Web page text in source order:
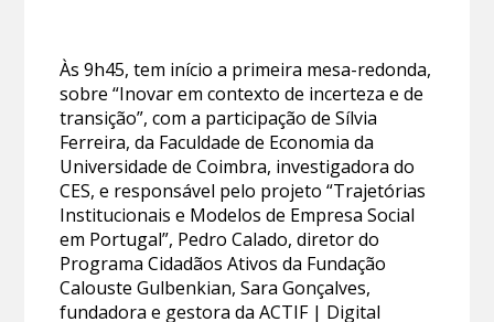
Às 9h45, tem início a primeira mesa-redonda,
sobre “Inovar em contexto de incerteza e de
transição”, com a participação de Sílvia
Ferreira, da Faculdade de Economia da
Universidade de Coimbra, investigadora do
CES, e responsável pelo projeto “Trajetórias
Institucionais e Modelos de Empresa Social
em Portugal”, Pedro Calado, diretor do
Programa Cidadãos Ativos da Fundação
Calouste Gulbenkian, Sara Gonçalves,
fundadora e gestora da ACTIF | Digital